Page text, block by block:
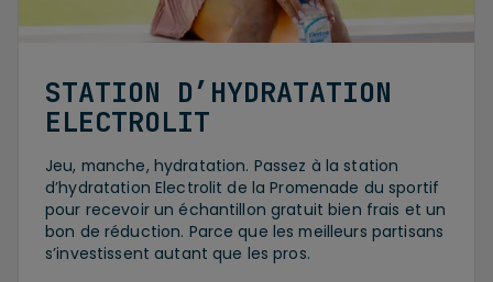
STATION D’HYDRATATION
ELECTROLIT
Jeu, manche, hydratation. Passez à la station
d’hydratation Electrolit de la Promenade du sportif
pour recevoir un échantillon gratuit bien frais et un
bon de réduction. Parce que les meilleurs partisans
s’investissent autant que les pros.